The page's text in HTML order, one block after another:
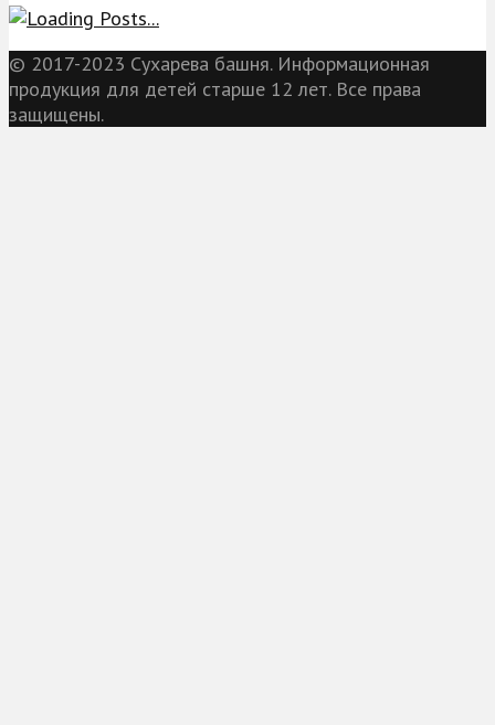
© 2017-2023 Сухарева башня. Информационная
продукция для детей старше 12 лет. Все права
защищены.